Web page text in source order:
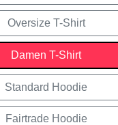
Oversize T-Shirt
Damen T-Shirt
Standard Hoodie
Fairtrade Hoodie